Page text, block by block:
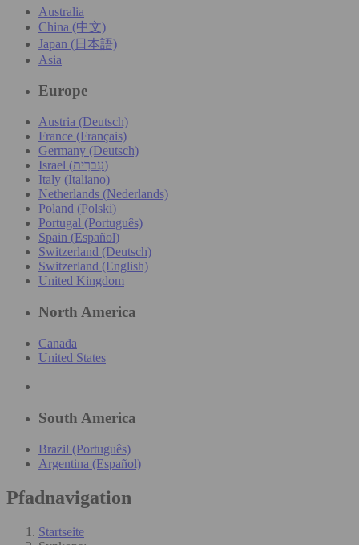
Australia
China (中文)
Japan (日本語)
Asia
Europe
Austria (Deutsch)
France (Français)
Germany (Deutsch)
Israel (עִברִית)
Italy (Italiano)
Netherlands (Nederlands)
Poland (Polski)
Portugal (Português)
Spain (Español)
Switzerland (Deutsch)
Switzerland (English)
United Kingdom
North America
Canada
United States
South America
Brazil (Português)
Argentina (Español)
Pfadnavigation
Startseite